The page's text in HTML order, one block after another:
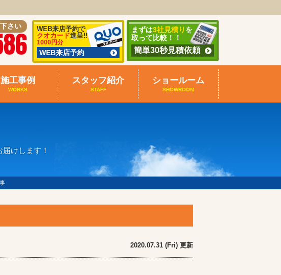
さい
WEB来店予約で
クオカード進呈!!
1000円分
WEB来店予約
まずは3社見積り を
取って比較！！
簡単30秒見積依頼
施工事例
WORKS
スタッフ紹介
STAFF
ショールーム
SHOWROOM
けします！
2020.07.31 (Fri) 更新